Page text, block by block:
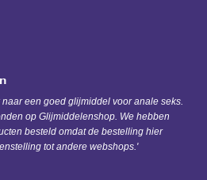
een goed glijmiddel voor anale seks.
op Glijmiddelenshop. We hebben
besteld omdat de bestelling hier
tot andere webshops.'